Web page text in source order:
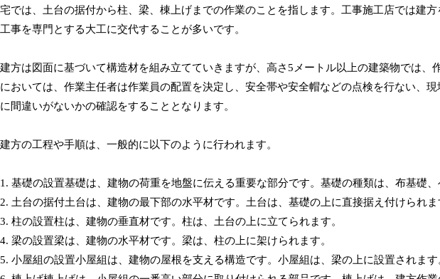
宅では、土台の据付から柱、梁、棟上げまでの作業のことを指します。工事施工店では建
工事を専門とする大工に交代することが多いです。
建方は図面に基づいて構造材を組み立てていきますが、高さ5メートル以上の建築物では、
においては、作業主任者は作業員の配置を決定し、安全帯や安全帽などの点検を行ない、
に間違いがないかの確認をすることとなります。
建方の工程や手順は、一般的に以下のように行われます。
1. 基礎の設置基礎は、建物の荷重を地盤に伝える重要な部分です。基礎の種類は、布基礎、
2. 土台の据付土台は、建物の最下部の水平材です。土台は、基礎の上に直接据え付けられま
3. 柱の設置柱は、建物の垂直材です。柱は、土台の上に立てられます。
4. 梁の設置梁は、建物の水平材です。梁は、柱の上に架けられます。
5. 小屋組の設置小屋組は、建物の屋根を支える構造です。小屋組は、梁の上に設置されます